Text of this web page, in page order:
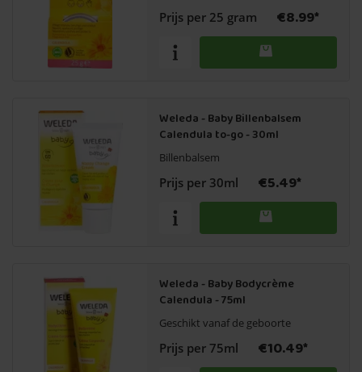
Prijs per 25 gram €8.99*
Weleda - Baby Billenbalsem
Calendula to-go - 30ml
Billenbalsem
Prijs per 30ml €5.49*
Weleda - Baby Bodycrème
Calendula - 75ml
Geschikt vanaf de geboorte
Prijs per 75ml €10.49*